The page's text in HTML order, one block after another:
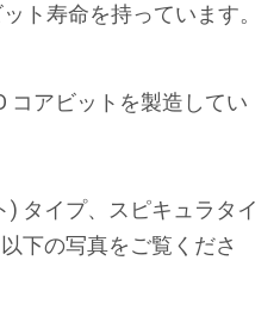
ト寿命を持っています。
コアビットを製造してい
) タイプ、スピキュラタイ
下の写真をご覧くださ